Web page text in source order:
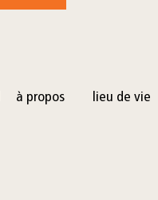
à propos lieu de vie